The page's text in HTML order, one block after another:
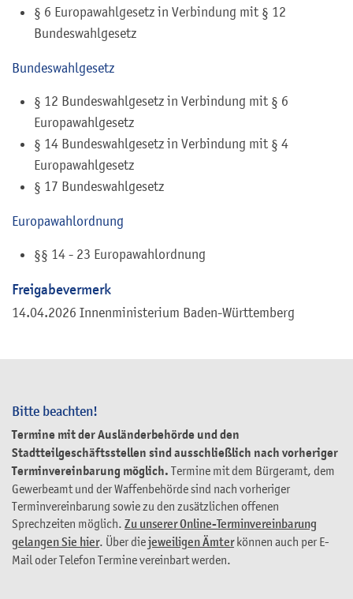
Bitte beachten!
Termine mit der Ausländerbehörde und den
Stadtteilgeschäftsstellen sind ausschließlich nach vorheriger
Terminvereinbarung möglich. Termine mit dem Bürgeramt, dem
Gewerbeamt und der Waffenbehörde sind nach vorheriger
Terminvereinbarung sowie zu den zusätzlichen offenen
Sprechzeiten möglich. Zu unserer Online-Terminvereinbarung
gelangen Sie hier. Über diejeweiligen Ämterkönnen auch per E-
Mail oder Telefon Termine vereinbart werden.
§ 6 Europawahlgesetz in Verbindung mit § 12
Bundeswahlgesetz
Bundeswahlgesetz
§ 12 Bundeswahlgesetz in Verbindung mit § 6
Europawahlgesetz
§ 14 Bundeswahlgesetz in Verbindung mit § 4
Europawahlgesetz
§ 17 Bundeswahlgesetz
Europawahlordnung
§§ 14 - 23 Europawahlordnung
Freigabevermerk
14.04.2026 Innenministerium Baden-Württemberg